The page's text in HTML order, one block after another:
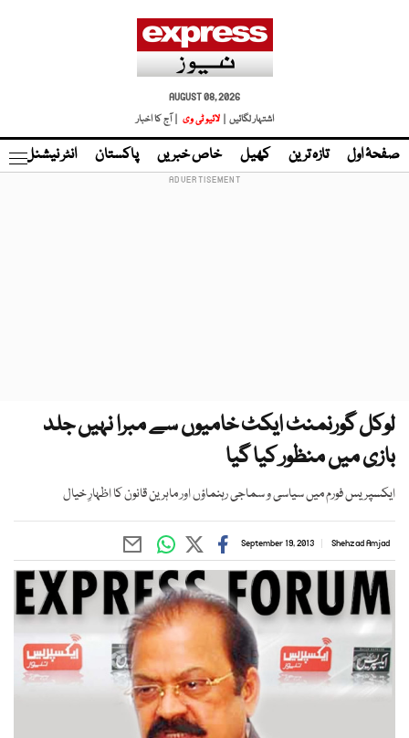
AUGUST 08, 2026
اشتہار لگائیں |
لائیو ٹی وی | آج کا اخبار
صفحۂ اول تازہ ترین کھیل خاص خبریں پاکستان انٹر نیشنل
لوکل گورنمنٹ ایکٹ خامیوں سے مبرا نہیں جلد
بازی میں منظور کیا گیا
ایکسپریس فورم میں سیاسی و سماجی رہنماؤں اور ماہرین قانون کا اظہارِ خیال
Shehzad Amjad
September 19, 2013